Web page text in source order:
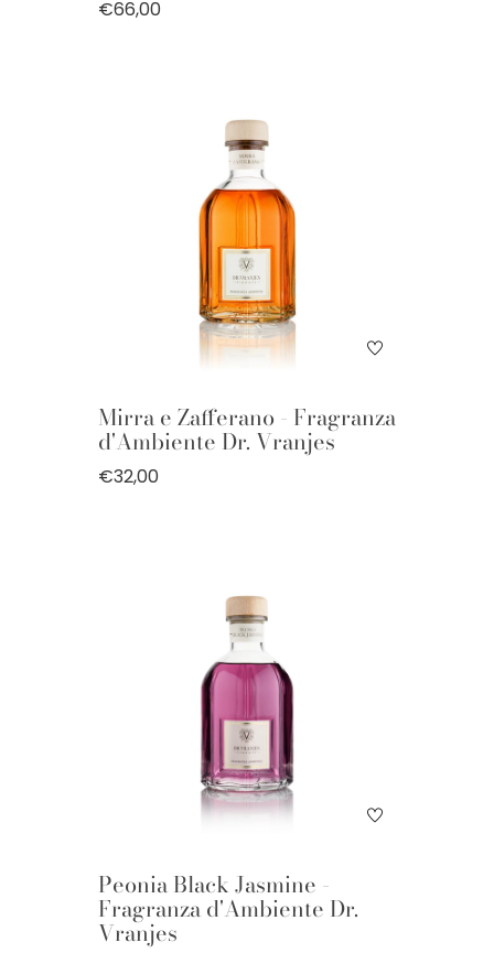
€66,00
Mirra e Zafferano - Fragranza
d'Ambiente Dr. Vranjes
€32,00
Peonia Black Jasmine -
Fragranza d'Ambiente Dr.
Vranjes